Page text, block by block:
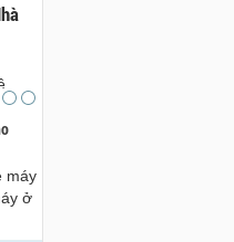
xin
máy
ở